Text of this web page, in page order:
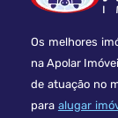
Os melhores
na Apolar
de atuação no
para alugar